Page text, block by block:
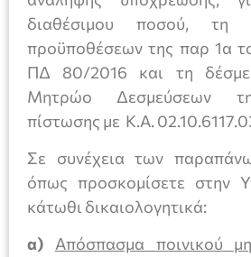
διαθέσιμου ποσού, τη
προϋποθέσεων της παρ 1α
ΠΔ 80/2016 και τη
Μητρώο Δεσμεύσεων
πίστωσης με Κ.Α.
Σε συνέχεια των
όπως προσκομίσετε στην
κάτωθι δικαιολογητικά:
α) Απόσπασμα ποινικού